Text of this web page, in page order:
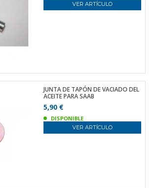
VER ARTÍCULO
JUNTA DE TAPÓN DE VACIADO DEL
ACEITE PARA SAAB
5,90 €
DISPONIBLE
VER ARTÍCULO